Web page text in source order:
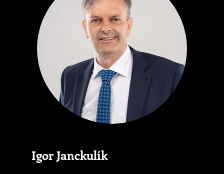
Igor Janckulík